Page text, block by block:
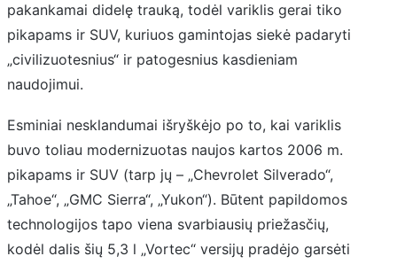
pakankamai didelę trauką, todėl variklis gerai tiko
pikapams ir SUV, kuriuos gamintojas siekė padaryti
„civilizuotesnius“ ir patogesnius kasdieniam
naudojimui.
Esminiai nesklandumai išryškėjo po to, kai variklis
buvo toliau modernizuotas naujos kartos 2006 m.
pikapams ir SUV (tarp jų – „Chevrolet Silverado“,
„Tahoe“, „GMC Sierra“, „Yukon“). Būtent papildomos
technologijos tapo viena svarbiausių priežasčių,
kodėl dalis šių 5,3 l „Vortec“ versijų pradėjo garsėti